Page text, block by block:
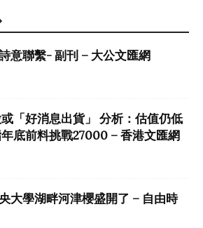
意聯繫- 副刊 – 大公文匯網
「好消息出貨」 分析：估值仍低
底前料挑戰27000 – 香港文匯網
大學湖畔河津櫻盛開了 – 自由時